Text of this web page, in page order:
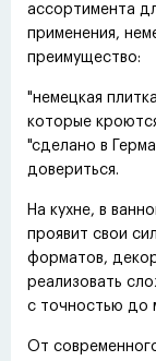
ассортимента
применения,
преимущество:
"немецкая
которые
"сделано в
довериться.
На кухне, в
проявит свои
форматов,
реализовать
с точностью до
От